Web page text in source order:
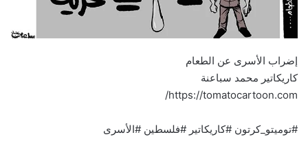
إضراب الأسرى عن الطعام
كاريكاتير محمد سباعنة
https://tomatocartoon.com/
#توميتو_كرتون #كاريكاتير #فلسطين #الأسرى